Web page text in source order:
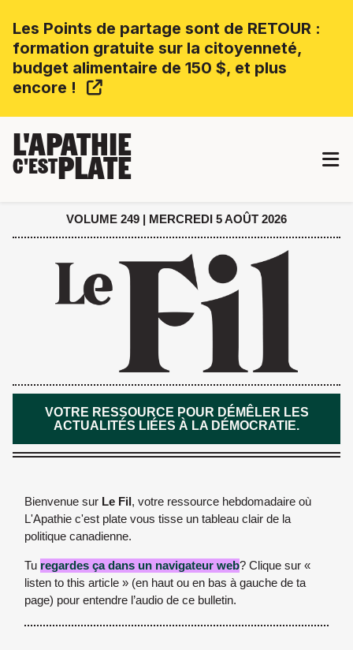
Les Points de partage sont de RETOUR :
formation gratuite sur la citoyenneté,
budget alimentaire de 150 $, et plus
encore !
L'APATHIE
C'ESTPLATE
VOLUME 249 | MERCREDI 5 AOÛT 2026
VOTRE RESSOURCE POUR DÉMÊLER LES
ACTUALITÉS LIÉES À LA DÉMOCRATIE.
Bienvenue sur Le Fil, votre ressource hebdomadaire où
L'Apathie c'est plate vous tisse un tableau clair de la
politique canadienne.
Tu regardes ça dans un navigateur web? Clique sur «
listen to this article » (en haut ou en bas à gauche de ta
page) pour entendre l’audio de ce bulletin.